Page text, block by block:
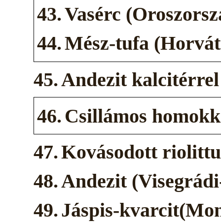
43.Vasérc
44.Mész-tufa
45.Andezit
46. Csillámos
47.Kovásodott
48.Andezit
49.Jáspis-